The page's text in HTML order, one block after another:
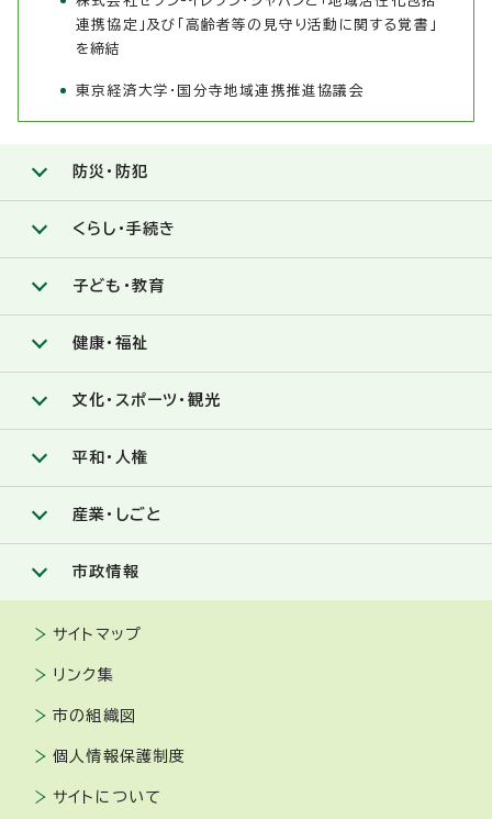
連携協定」及び「高齢者等の見守り活動に関する覚書」
を締結
東京経済大学・国分寺地域連携推進協議会
防災・防犯
くらし・手続き
子ども・教育
健康・福祉
文化・スポーツ・観光
平和・人権
産業・しごと
市政情報
サイトマップ
リンク集
市の組織図
個人情報保護制度
サイトについて